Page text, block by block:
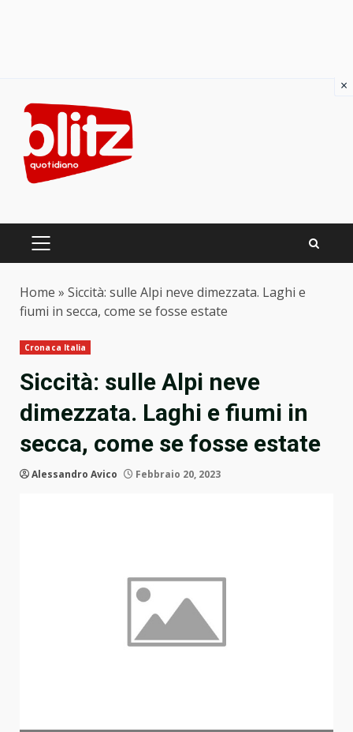
content
PRIMARY
Home » Siccità: sulle Alpi neve dimezzata. Laghi e
fiumi in secca, come se fosse estate
Cronaca Italia
Siccità: sulle Alpi neve
dimezzata. Laghi e fiumi in
secca, come se fosse estate
Alessandro Avico Febbraio 20, 2023
×